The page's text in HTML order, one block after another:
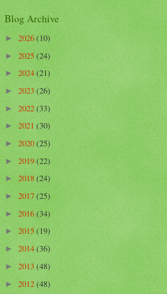
Blog Archive
►2026(10)
►2025(24)
►2024(21)
►2023(26)
►2022(33)
►2021(30)
►2020(25)
►2019(22)
►2018(24)
►2017(25)
►2016(34)
►2015(19)
►2014(36)
►2013(48)
►2012(48)